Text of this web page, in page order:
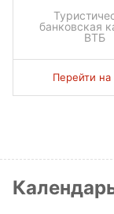
банковская
ВТБ
Перейти на